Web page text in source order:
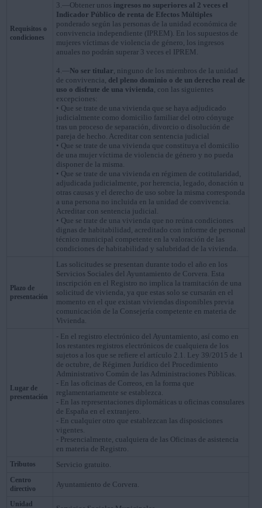
Requisitos o
condiciones
3.—Obtener unos ingresos no superiores al 2 veces el
Indicador Público de renta de Efectos Múltiples
ponderado según las personas de la unidad económica de
convivencia independiente (IPREM). En los supuestos de
mujeres víctimas de violencia de género, los ingresos
anuales no podrán superar 3 veces el IPREM.
4.—No ser titular, ninguno de los miembros de la unidad
de convivencia, del pleno dominio o de un derecho real de
uso o disfrute de una vivienda, con las siguientes
excepciones:
• Que se trate de una vivienda que se haya adjudicado
judicialmente como domicilio familiar del otro cónyuge
tras un proceso de separación, divorcio o disolución de
pareja de hecho. Acreditar con sentencia judicial
• Que se trate de una vivienda que constituya el domicilio
de una mujer víctima de violencia de género y no pueda
disponer de la misma.
• Que se trate de una vivienda en régimen de cotitularidad,
adjudicada judicialmente, por herencia, legado, donación u
otras causas y el derecho de uso sobre la misma corresponda
a una persona no incluida en la unidad de convivencia.
Acreditar con sentencia judicial.
• Que se trate de una vivienda que no reúna condiciones
dignas de habitabilidad, acreditado con informe de personal
técnico municipal competente en la valoración de las
condiciones de habitabilidad y salubridad de la vivienda.
Plazo de
presentación
Las solicitudes se presentan durante todo el año en los
Servicios Sociales del Ayuntamiento de Corvera. Esta
inscripción en el Registro no implica la tramitación de una
solicitud de vivienda, ya que estas solo se cursarán en el
momento en el que existan viviendas disponibles previa
comunicación de la Consejería competente en materia de
Vivienda.
Lugar de
presentación
- En el registro electrónico del Ayuntamiento, así como en
los restantes registros electrónicos de cualquiera de los
sujetos a los que se refiere el artículo 2.1. Ley 39/2015 de 1
de octubre, de Régimen Jurídico del Procedimiento
Administrativo Común de las Administraciones Públicas.
- En las oficinas de Correos, en la forma que
reglamentariamente se establezca.
- En las representaciones diplomáticas u oficinas consulares
de España en el extranjero.
- En cualquier otro que establezcan las disposiciones
vigentes.
- Presencialmente, cualquiera de las Oficinas de asistencia
en materia de Registro.
Tributos Servicio gratuito.
Centro
directivo
Ayuntamiento de Corvera.
Unidad